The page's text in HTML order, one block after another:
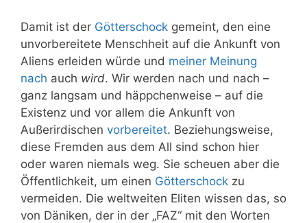
Damit ist der Götterschock gemeint, den eine
unvorbereitete Menschheit auf die Ankunft von
Aliens erleiden würde und meiner Meinung
nach auch wird. Wir werden nach und nach –
ganz langsam und häppchenweise – auf die
Existenz und vor allem die Ankunft von
Außerirdischen vorbereitet. Beziehungsweise,
diese Fremden aus dem All sind schon hier
oder waren niemals weg. Sie scheuen aber die
Öffentlichkeit, um einen Götterschock zu
vermeiden. Die weltweiten Eliten wissen das, so
von Däniken, der in der „FAZ“ mit den Worten